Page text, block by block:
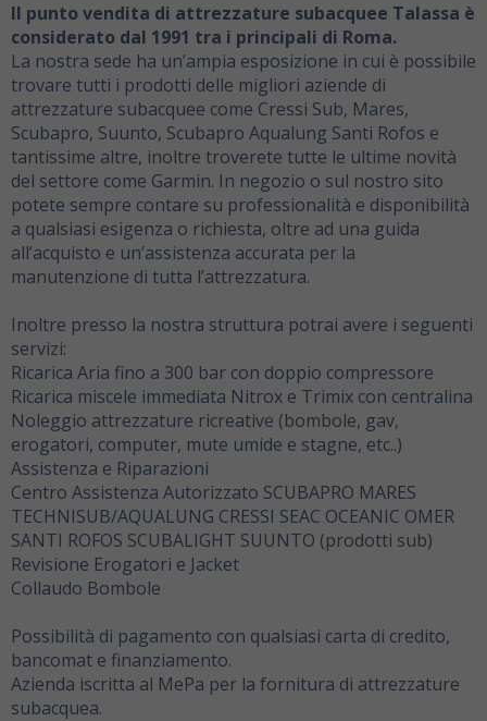
Il punto vendita di attrezzature subacquee Talassa è
considerato dal 1991 tra i principali di Roma.
La nostra sede ha un’ampia esposizione in cui è possibile
trovare tutti i prodotti delle migliori aziende di
attrezzature subacquee come Cressi Sub, Mares,
Scubapro, Suunto, Scubapro Aqualung Santi Rofos e
tantissime altre, inoltre troverete tutte le ultime novità
del settore come Garmin. In negozio o sul nostro sito
potete sempre contare su professionalità e disponibilità
a qualsiasi esigenza o richiesta, oltre ad una guida
all’acquisto e un’assistenza accurata per la
manutenzione di tutta l’attrezzatura.
Inoltre presso la nostra struttura potrai avere i seguenti
servizi:
Ricarica Aria fino a 300 bar con doppio compressore
Ricarica miscele immediata Nitrox e Trimix con centralina
Noleggio attrezzature ricreative (bombole, gav,
erogatori, computer, mute umide e stagne, etc..)
Assistenza e Riparazioni
Centro Assistenza Autorizzato SCUBAPRO MARES
TECHNISUB/AQUALUNG CRESSI SEAC OCEANIC OMER
SANTI ROFOS SCUBALIGHT SUUNTO (prodotti sub)
Revisione Erogatori e Jacket
Collaudo Bombole
Possibilità di pagamento con qualsiasi carta di credito,
bancomat e finanziamento.
Azienda iscritta al MePa per la fornitura di attrezzature
subacquea.